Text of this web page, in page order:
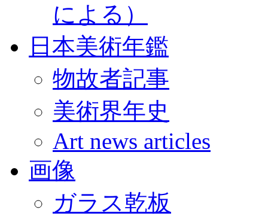
による）
日本美術年鑑
物故者記事
美術界年史
Art news articles
画像
ガラス乾板